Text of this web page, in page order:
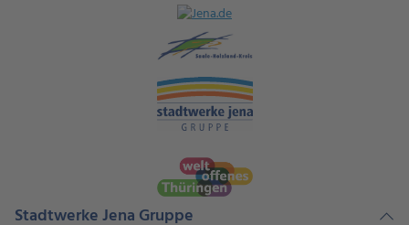
Stadtwerke Jena Gruppe